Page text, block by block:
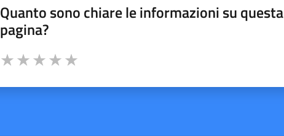
Quanto sono chiare le informazioni su questa
pagina?
Valuta da 1 a 5 stelle la pagina